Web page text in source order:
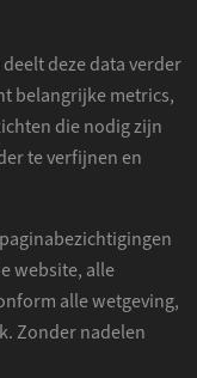
deze data verder
belangrijke metrics,
die nodig zijn
te verfijnen en
website, alle
alle wetgeving,
Zonder nadelen